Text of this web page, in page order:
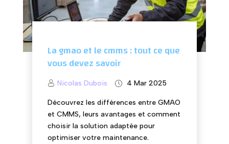
La gmao et le cmms : tout ce que
vous devez savoir
Nicolas Dubois 4 Mar 2025
Découvrez les différences entre GMAO
et CMMS, leurs avantages et comment
choisir la solution adaptée pour
optimiser votre maintenance.